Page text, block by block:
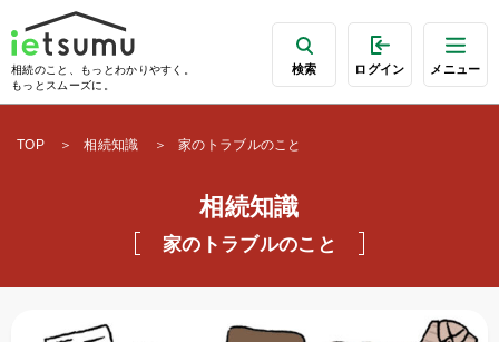
相続のこと、もっとわかりやすく。
もっとスムーズに。
検索 ログイン メニュー
TOP 相続知識 家のトラブルのこと
相続知識
家のトラブルのこと